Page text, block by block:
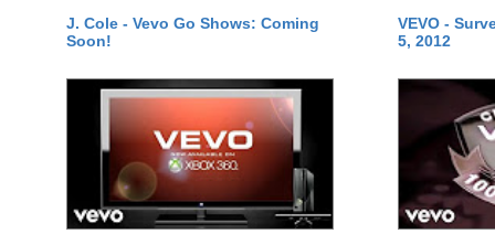
J. Cole - Vevo Go Shows: Coming
Soon!
VEVO -
5, 2012